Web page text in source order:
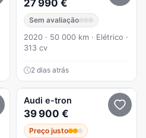
27 990 €
Sem avaliação
2020 · 50 000 km · Elétrico ·
313 cv
2 dias atrás
Audi e-tron
39 900 €
Preço justo